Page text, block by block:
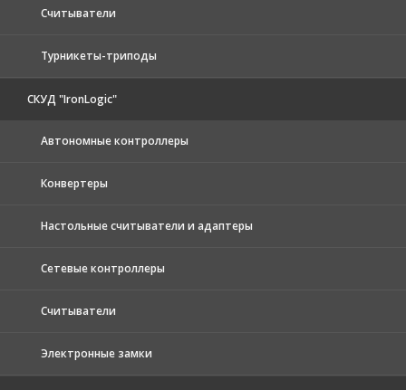
Считыватели
Турникеты-триподы
СКУД "IronLogic"
Автономные контроллеры
Конвертеры
Настольные считыватели и адаптеры
Сетевые контроллеры
Считыватели
Электронные замки